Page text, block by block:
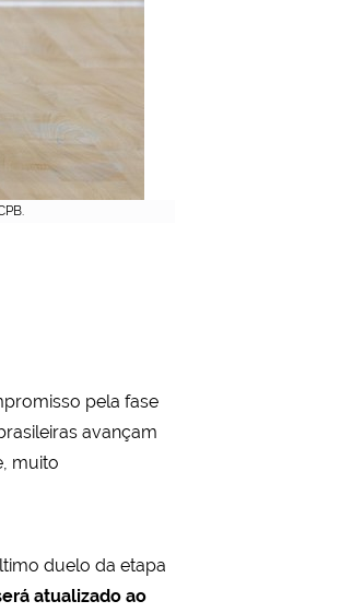
pela fase
avançam
muito
duelo da etapa
atualizado ao